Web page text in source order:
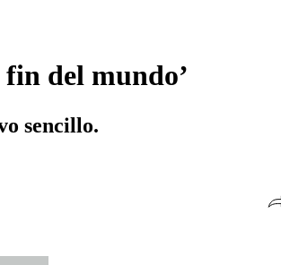
del mundo’
sencillo.